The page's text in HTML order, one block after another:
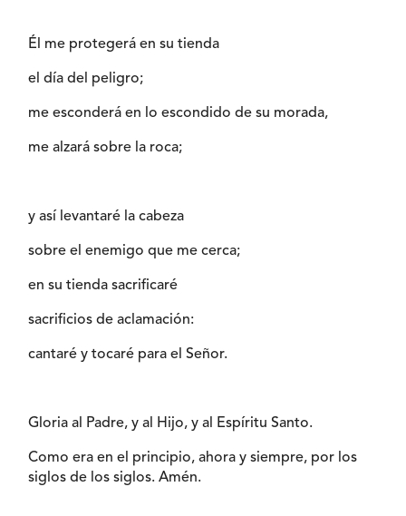
Él me protegerá en su tienda
el día del peligro;
me esconderá en lo escondido de su morada,
me alzará sobre la roca;
y así levantaré la cabeza
sobre el enemigo que me cerca;
en su tienda sacrificaré
sacrificios de aclamación:
cantaré y tocaré para el Señor.
Gloria al Padre, y al Hijo, y al Espíritu Santo.
Como era en el principio, ahora y siempre, por los
siglos de los siglos. Amén.